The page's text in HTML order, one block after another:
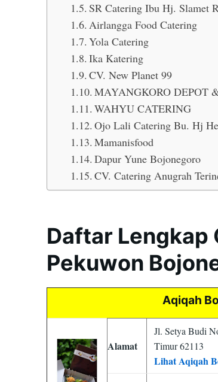
SR Catering Ibu Hj. Slamet
Airlangga Food Catering
Yola Catering
Ika Katering
CV. New Planet 99
MAYANGKORO DEPOT
WAHYU CATERING
Ojo Lali Catering Bu. Hj
Mamanisfood
Dapur Yune Bojonegoro
CV. Catering Anugrah
Daftar Lengkap
Pekuwon
Aqiqah
Alamat
Jl. Setya Budi
Timur 62113
Lihat Aqiqah